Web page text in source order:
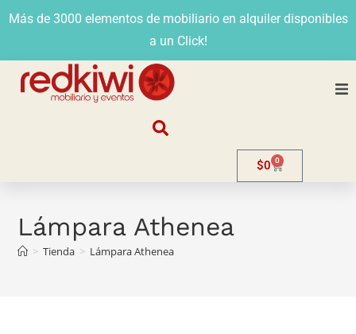
Más de 3000 elementos de mobiliario en alquiler disponibles
a un Click!
$0 0
Lámpara Athenea
> Tienda > Lámpara Athenea